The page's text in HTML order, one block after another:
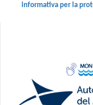
informativa per la